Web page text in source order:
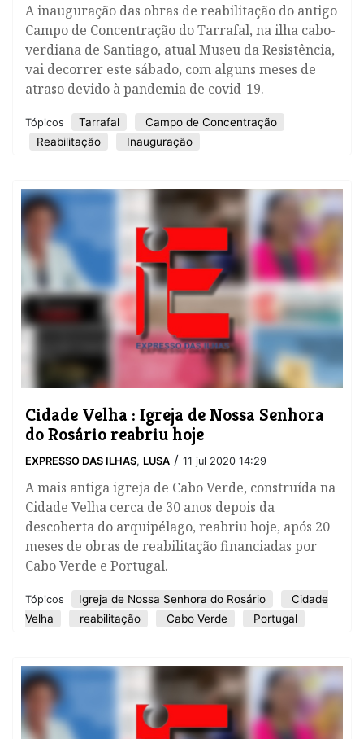
A inauguração das obras de reabilitação do antigo
Campo de Concentração do Tarrafal, na ilha cabo-
verdiana de Santiago, atual Museu da Resistência,
vai decorrer este sábado, com alguns meses de
atraso devido à pandemia de covid-19.
Tópicos Tarrafal
Campo de Concentração
Reabilitação
Inauguração
Cidade Velha : Igreja de Nossa Senhora
do Rosário reabriu hoje
EXPRESSO DAS ILHAS, LUSA / 11 jul 2020 14:29
A mais antiga igreja de Cabo Verde, construída na
Cidade Velha cerca de 30 anos depois da
descoberta do arquipélago, reabriu hoje, após 20
meses de obras de reabilitação financiadas por
Cabo Verde e Portugal.
Tópicos Igreja de Nossa Senhora do Rosário
Cidade
Velha
reabilitação Cabo Verde Portugal